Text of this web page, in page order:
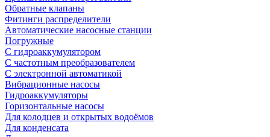
Обратные клапаны
Фитинги распределители
Автоматические насосные станции
Погружные
С гидроаккумулятором
С частотным преобразователем
С электронной автоматикой
Вибрационные насосы
Гидроаккумуляторы
Горизонтальные насосы
Для колодцев и открытых водоёмов
Для конденсата